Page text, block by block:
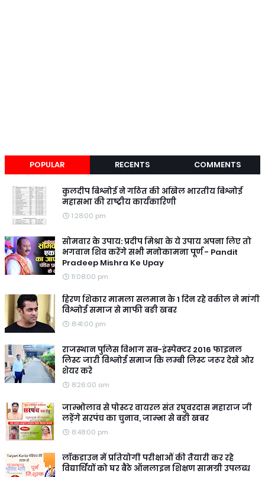
POPULAR RECENTS COMMENTS
कुलदीप बिश्नोई ने गठित की अखिल भारतीय बिश्नोई
महासभा की राष्ट्रीय कार्यकारिणी
1:28:00 pm
सोमवार के उपाय: प्रदीप मिश्रा के ये उपाय अपना लिए तो
भगवान शिव करेंगे सभी मनोकामना पूर्ण - Pandit
Pradeep Mishra Ke Upay
11:08:00 pm
हिरण शिकार मामला सलमान के 1 दिन रहे वकील ने मांगी
विश्नोई समाज से माफी बङी खबर
8:41:00 pm
राजस्थान पुलिस विभाग सब-इंस्पेक्टर 2016 फाइनल
लिस्ट जारी विश्नोई समाज कि लम्बी लिस्ट जरूर देखे ओर
शेयर करे
8:26:00 am
जाम्भोलाव से पोस्टर वायरल संत रघुवरदास महाराज जी
लड़ेंगे सरपंच का चुनाव, जाम्भा से बङी खबर
8:48:00 pm
लॉकडाउन में प्रतियोगी परीक्षाओं की तैयारी कर रहे
विद्यार्थियों को घर बैठे ऑनलाइन शिक्षण सामग्री उपलब्ध